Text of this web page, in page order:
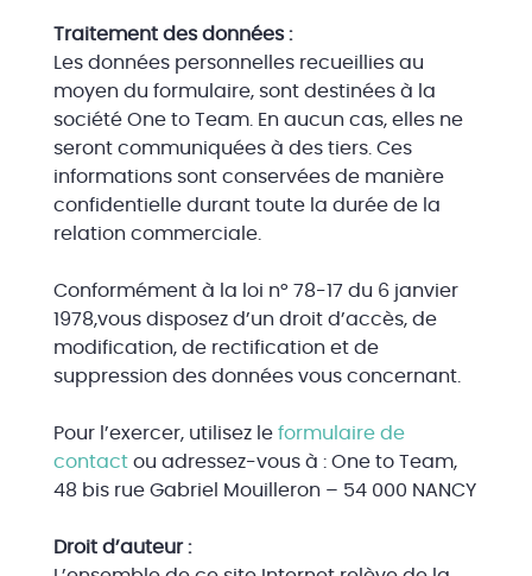
Traitement des données :
Les données personnelles recueillies au
moyen du formulaire, sont destinées à la
société One to Team. En aucun cas, elles ne
seront communiquées à des tiers. Ces
informations sont conservées de manière
confidentielle durant toute la durée de la
relation commerciale.
Conformément à la loi n° 78-17 du 6 janvier
1978,vous disposez d’un droit d’accès, de
modification, de rectification et de
suppression des données vous concernant.
Pour l’exercer, utilisez le formulaire de
contactou adressez-vous à : One to Team,
48 bis rue Gabriel Mouilleron – 54 000 NANCY
Droit d’auteur :